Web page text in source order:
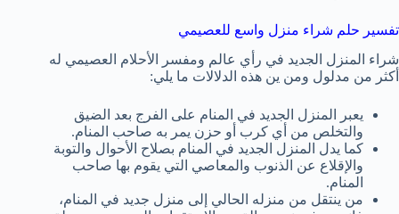
تفسير حلم شراء منزل واسع للعصيمي
شراء المنزل الجديد في رأي عالم ومفسر الأحلام العصيمي له
أكثر من مدلول ومن ين هذه الدلالات ما يلي:
يعبر المنزل الجديد في المنام على الفرج بعد الضيق
والتخلص من أي كرب أو حزن يمر به صاحب المنام.
كما يدل المنزل الجديد في المنام بصلاح الأحوال والتوبة
والإقلاع عن الذنوب والمعاصي التي يقوم بها صاحب
المنام.
من ينتقل من منزله الحالي إلى منزل جديد في المنام،